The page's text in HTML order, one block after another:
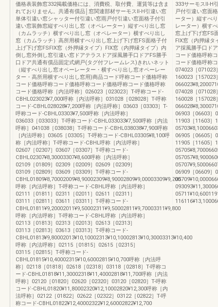
価格表装飾窓332掲載価格には、消費税、取付費、運賃等は含ま
れておりません。共通有償品│窓関連部材サーモスⅡ-H引違い窓
単体引違い窓シャッター付引違い窓雨戸付引違い窓面格子付引
違い窓装飾窓縦すべり出し窓（オペレーター）縦すべり出し窓
（カムラッチ）横すべり出し窓（オペレーター）横すべり出し
窓（カムラッチ）高所用横すべり出し窓上げ下げ窓FS面格子付
上げ下げ窓FSFIX窓（外押縁タイプ）FIX窓（内押縁タイプ）内
倒し窓外倒し窓引違い窓ドアテラスドア採風勝手口ドアFS勝手
口ドア共通有償品固定式網戸(タグ付フレームレス)きれいネット
（縦すべり出し窓オペーレーター・横すべり出し窓オペーレー
ター・高所用横すべり出し窓用)商品コード呼称コード価格呼称
コード価格呼称コード価格呼称コード価格呼称コード価格呼称
コード価格呼称［内法呼称］026023［023023］T-呼称コード-
CBHL023023¥7,000呼称［内法呼称］031028［028028］T-呼称
コード-CBHL028028¥7,200呼称［内法呼称］03603［03303］T-
呼称コード-CBHL03303¥7,500呼称［内法呼称］
036033［033033］T-呼称コード-CBHL033033¥7,500呼称［内法
呼称］041038［038038］T-呼称コード-CBHL038038¥7,900呼称
［内法呼称］03605［03305］T-呼称コード-CBHL03305¥8,100呼
称［内法呼称］T-呼称コード-CBHL呼称［内法呼称］
02607［02307］03607［03307］T-呼称コード-
CBHL02307¥8,30003307¥8,600呼称［内法呼称］
02109［01809］02309［02009］02609［02309］
03109［02809］03609［03309］T-呼称コード-
CBHL01809¥8,70002009¥8,90002309¥8,90002809¥9,00003309¥9,200
呼称［内法呼称］T-呼称コード-CBHL呼称［内法呼称］
02111［01811］02311［02011］02611［02311］
03111［02811］03611［03311］T-呼称コード-
CBHL01811¥9,20002011¥9,50002311¥9,50002811¥9,70003311¥9,800
呼称［内法呼称］T-呼称コード-CBHL呼称［内法呼称］
02113［01813］02313［02013］02613［02313］
03113［02813］03613［03313］T-呼称コード-
CBHL01813¥9,80002013¥10,10002313¥10,10002813¥10,30003313¥10,400
呼称［内法呼称］02115［01815］02615［02315］
03115［02815］T-呼称コード-
CBHL01815¥10,40002315¥10,60002815¥10,700呼称［内法呼
称］02118［01818］02618［02318］03118［02818］T-呼称コ
ード-CBHL01818¥11,30002318¥11,40002818¥11,700呼称［内法
呼称］02120［01820］02620［02320］03120［02820］T-呼称
コード-CBHL01820¥11,80002320¥12,10002820¥12,300呼称［内
法呼称］02122［01822］02622［02322］03122［02822］T-呼
称コード-CBHL01822¥12,40002322¥12,60002822¥12,700
333サーモスⅡ-H
戸付引違い窓面
ーター）縦すべ
レーター）横す
窓上げ下げ窓FS
FIX窓（内押縁タ
ア採風勝手口ド
コード価格呼称
コード価格呼称
074023［071023
160023［157023
074028［071028
160028［157028
06903［06603］
11903［11603］
06905［06605］
11905［11605］
06909［06609］